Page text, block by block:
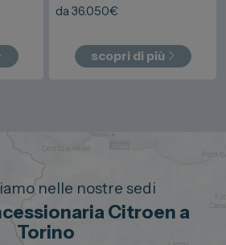
da 36.050€
scopri di più
nelle nostre sedi
Citroen a
Torino